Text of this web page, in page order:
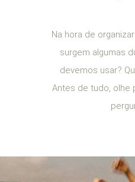
Na hora de
surgem algumas
devemos usar?
Antes de tudo, olhe